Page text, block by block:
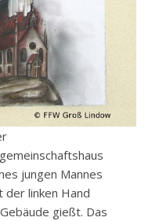
jungen Mannes
der linken Hand
gießt. Das